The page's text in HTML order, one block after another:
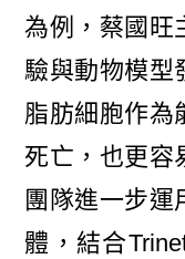
為例，蔡國旺
驗與動物模型
脂肪細胞作為
死亡，也更容
團隊進一步運
體，結合